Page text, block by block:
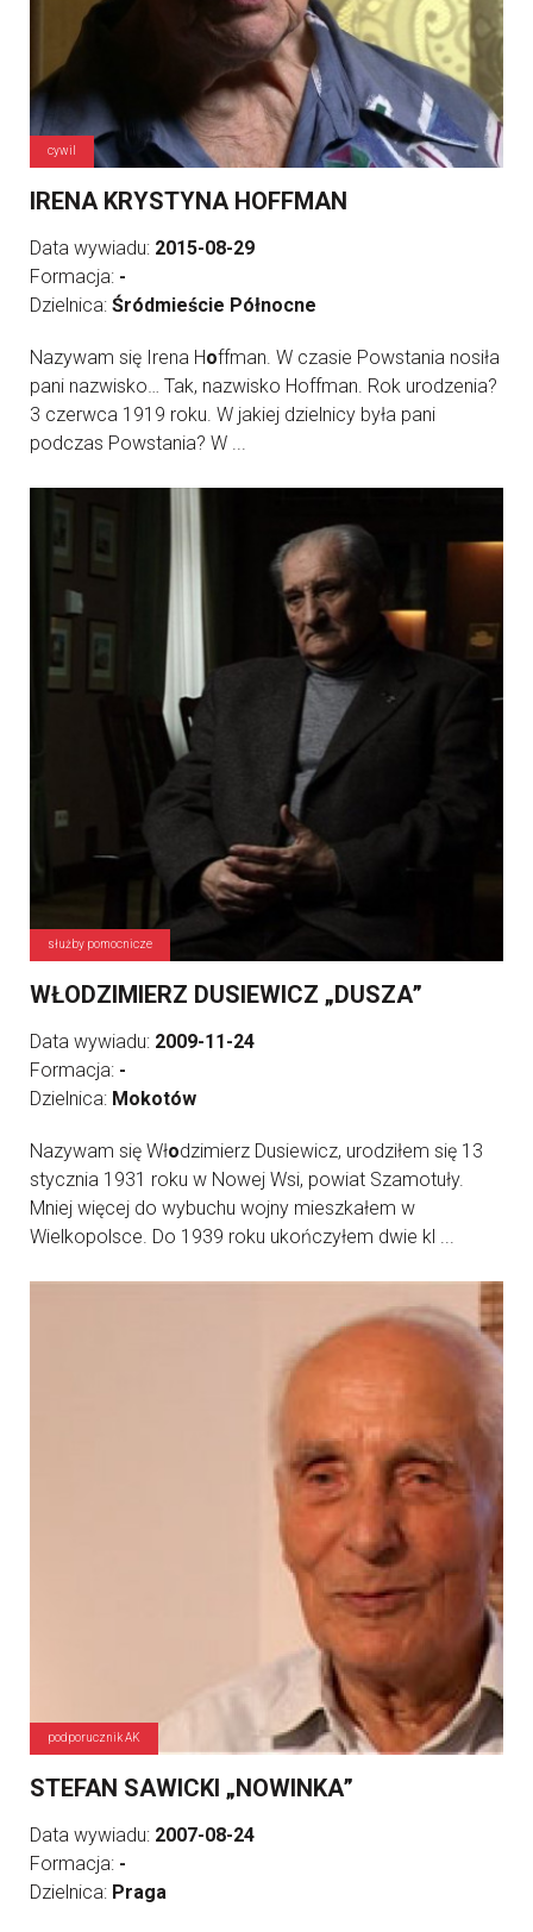
cywil
IRENA KRYSTYNA HOFFMAN
Data wywiadu: 2015-08-29
Formacja: -
Dzielnica: Śródmieście Północne
Nazywam się Irena Hoffman. W czasie Powstania nosiła
pani nazwisko… Tak, nazwisko Hoffman. Rok urodzenia?
3 czerwca 1919 roku. W jakiej dzielnicy była pani
podczas Powstania? W ...
służby pomocnicze
WŁODZIMIERZ DUSIEWICZ „DUSZA”
Data wywiadu: 2009-11-24
Formacja: -
Dzielnica: Mokotów
Nazywam się Włodzimierz Dusiewicz, urodziłem się 13
stycznia 1931 roku w Nowej Wsi, powiat Szamotuły.
Mniej więcej do wybuchu wojny mieszkałem w
Wielkopolsce. Do 1939 roku ukończyłem dwie kl ...
podporucznik AK
STEFAN SAWICKI „NOWINKA”
Data wywiadu: 2007-08-24
Formacja: -
Dzielnica: Praga